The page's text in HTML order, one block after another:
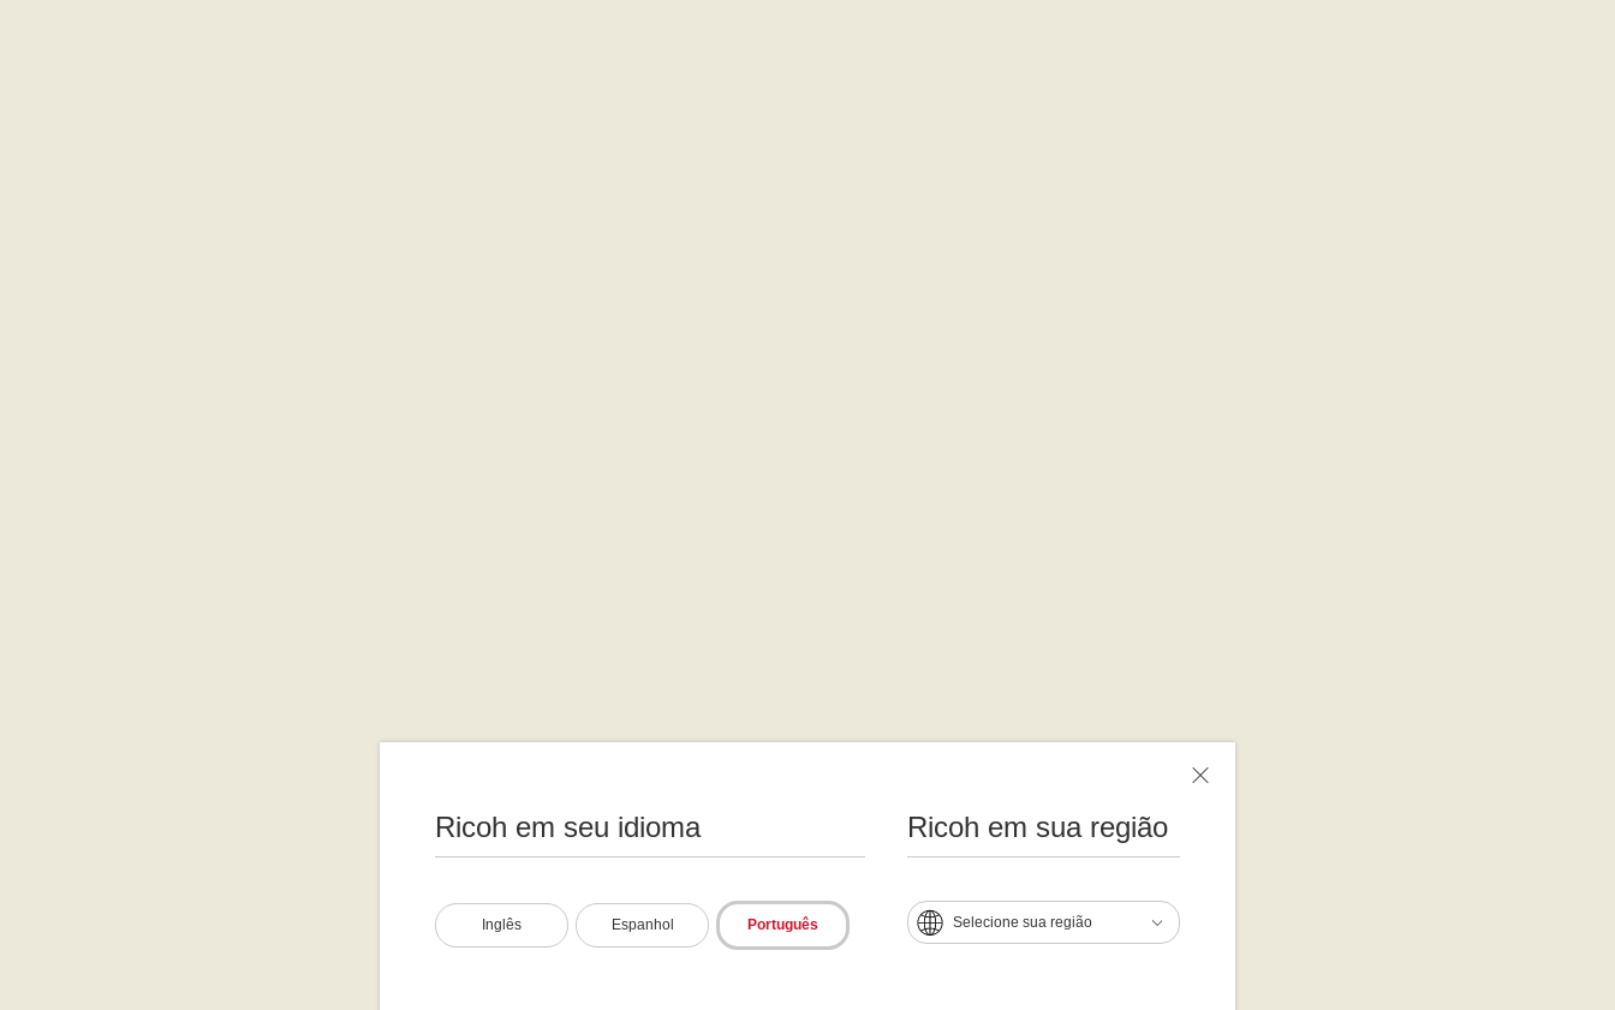
Ricoh em seu idioma
Inglês Espanhol Português
Ricoh em sua região
Selecione sua região